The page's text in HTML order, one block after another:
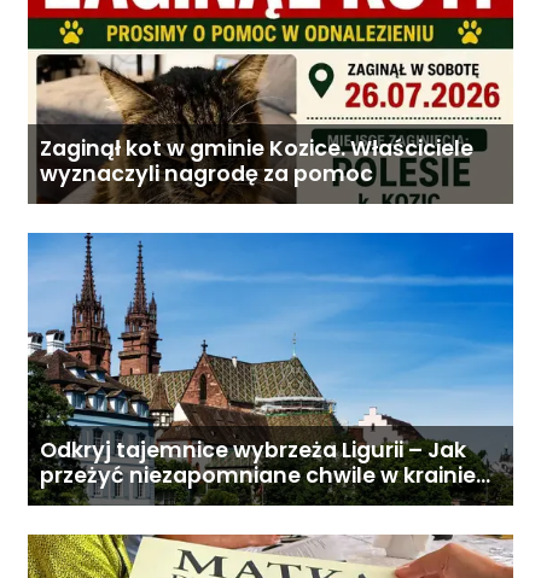
Zaginął kot w gminie Kozice. Właściciele
wyznaczyli nagrodę za pomoc
Odkryj tajemnice wybrzeża Ligurii – Jak
przeżyć niezapomniane chwile w krainie
pesto i słońca